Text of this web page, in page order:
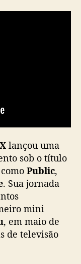
lançou uma
sob o título
Public,
. Sua jornada
mini
, em maio de
de televisão